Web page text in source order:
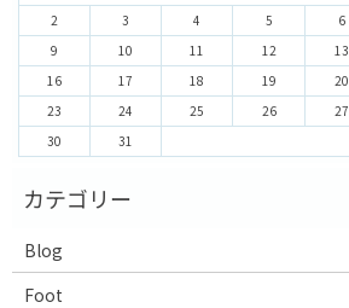
2
3 4 5 6
9
10 11 12 13
16
17 18 19 20
23
24 25 26 27
30
31
Blog
Foot